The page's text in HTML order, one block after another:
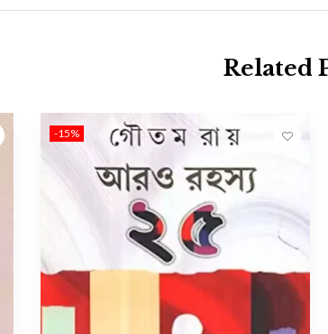
Related
-15%